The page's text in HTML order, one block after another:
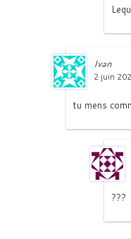
Ivan
2 juin
tu mens
???